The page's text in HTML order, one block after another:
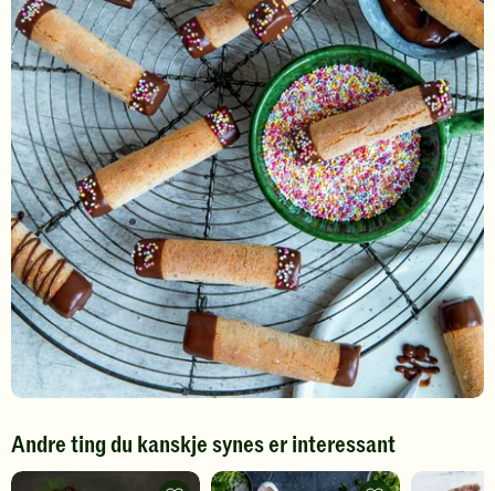
Andre ting du kanskje synes er interessant